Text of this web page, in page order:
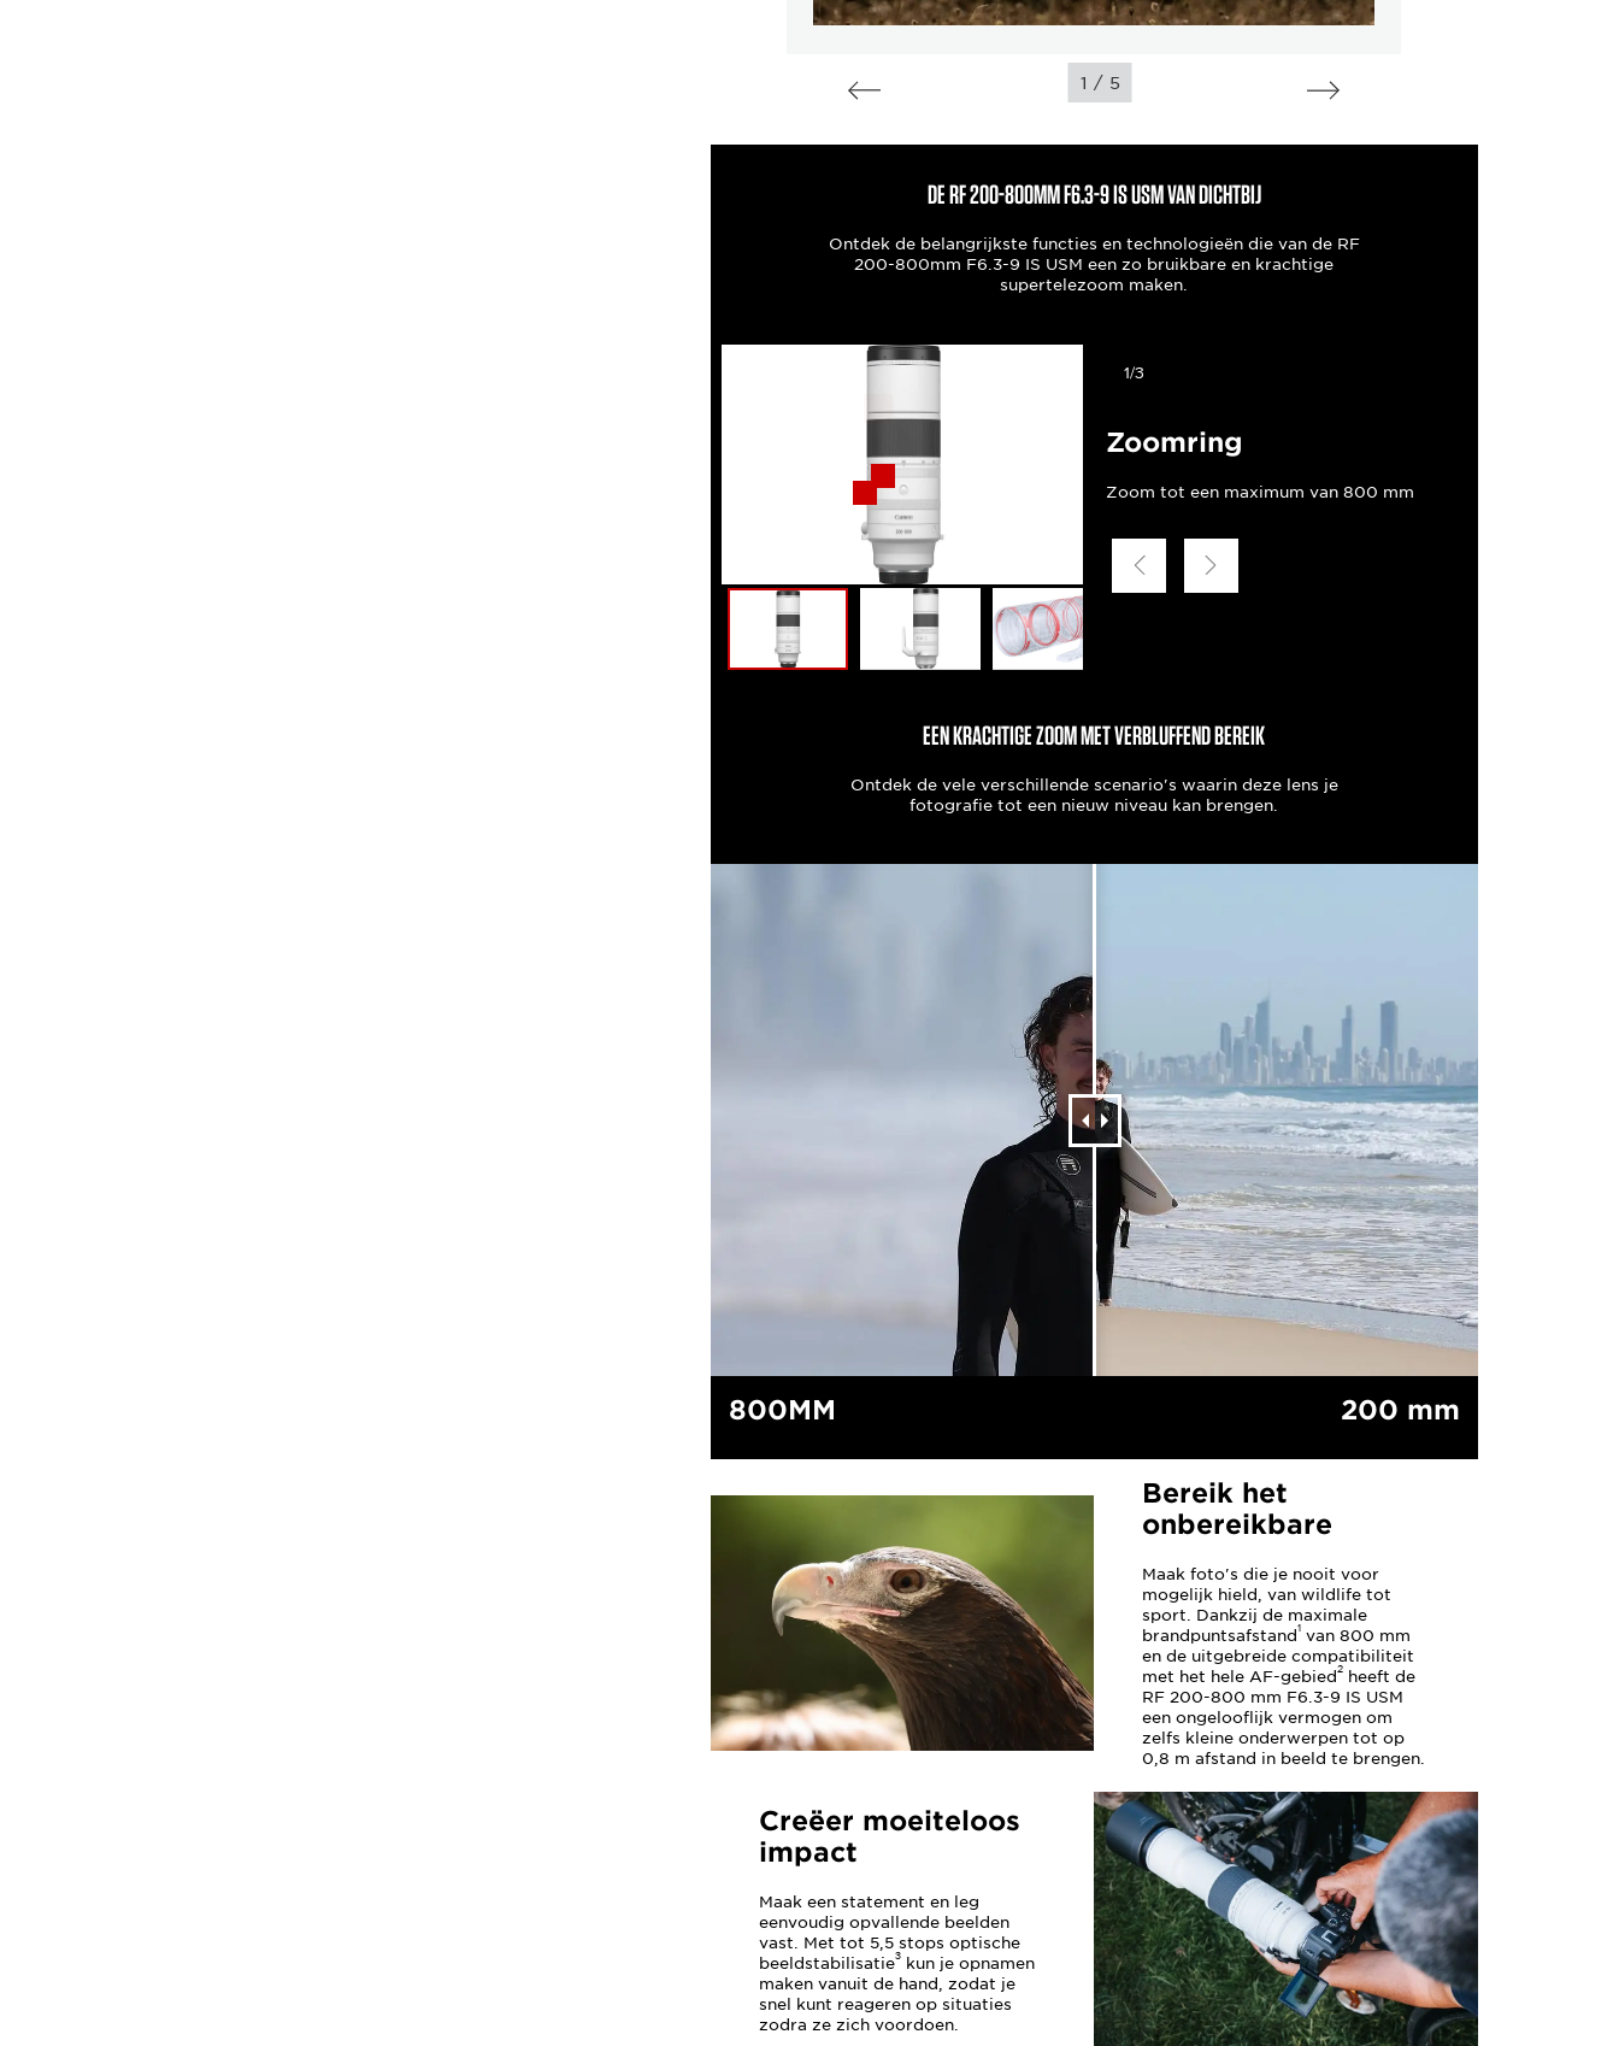
1 / 5
DE RF 200-800MM F6.3-9 IS USM VAN DICHTBIJ
Ontdek de belangrijkste functies en technologieën die van de RF
200-800mm F6.3-9 IS USM een zo bruikbare en krachtige
supertelezoom maken.
1/3
Zoomring
Zoom tot een maximum van 800 mm
EEN KRACHTIGE ZOOM MET VERBLUFFEND BEREIK
Ontdek de vele verschillende scenario's waarin deze lens je
fotografie tot een nieuw niveau kan brengen.
800MM 200 mm
Bereik het
onbereikbare
Maak foto's die je nooit voor
mogelijk hield, van wildlife tot
sport. Dankzij de maximale
brandpuntsafstand 1 van 800 mm
en de uitgebreide compatibiliteit
met het hele AF-gebied2 heeft de
RF 200-800 mm F6.3-9 IS USM
een ongelooflijk vermogen om
zelfs kleine onderwerpen tot op
0,8 m afstand in beeld te brengen.
Creëer moeiteloos
impact
Maak een statement en leg
eenvoudig opvallende beelden
vast. Met tot 5,5 stops optische
beeldstabilisatie3kun je opnamen
maken vanuit de hand, zodat je
snel kunt reageren op situaties
zodra ze zich voordoen.